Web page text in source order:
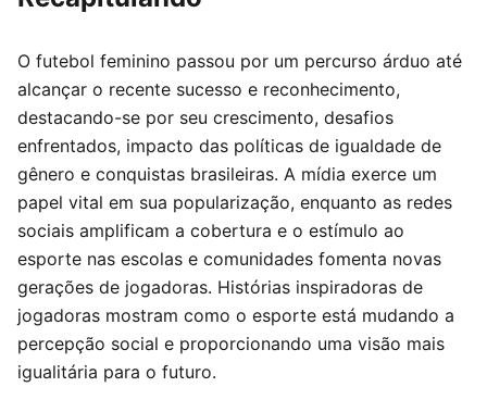
O futebol feminino passou por um percurso árduo até
alcançar o recente sucesso e reconhecimento,
destacando-se por seu crescimento, desafios
enfrentados, impacto das políticas de igualdade de
gênero e conquistas brasileiras. A mídia exerce um
papel vital em sua popularização, enquanto as redes
sociais amplificam a cobertura e o estímulo ao
esporte nas escolas e comunidades fomenta novas
gerações de jogadoras. Histórias inspiradoras de
jogadoras mostram como o esporte está mudando a
percepção social e proporcionando uma visão mais
igualitária para o futuro.